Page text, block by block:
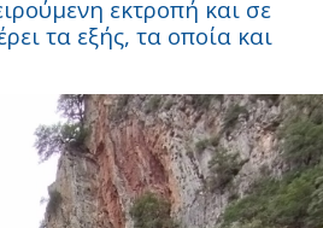
εκτροπή και σε
τα εξής, τα οποία και